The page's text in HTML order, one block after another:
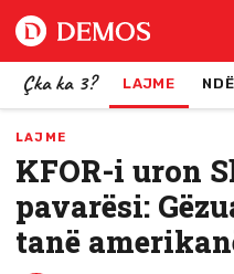
Çka ka 3? LAJME
LAJME
KFOR-i uron
pavarësi:
tanë